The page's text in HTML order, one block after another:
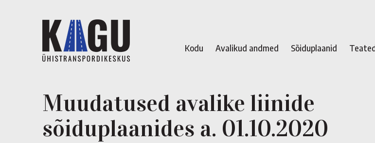
Kodu Avalikud andmed Sõiduplaanid
Muudatused avalike liinide
sõiduplaanides a. 01.10.2020